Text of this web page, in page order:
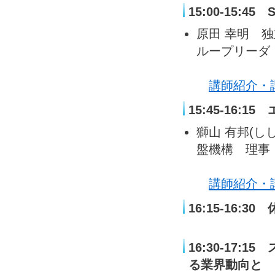
15:00-15:45
原田 幸明 独
ループリーダ
講師紹介・
15:45-16:15
獅山 有邦(し
盤機構 理事
講師紹介・
16:15-16:30
16:30-17:15
る業界動向と